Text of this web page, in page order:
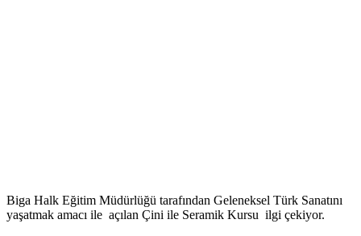
Biga Halk Eğitim Müdürlüğü tarafından Geleneksel Türk Sanatını
yaşatmak amacı ile açılan Çini ile Seramik Kursu ilgi çekiyor.